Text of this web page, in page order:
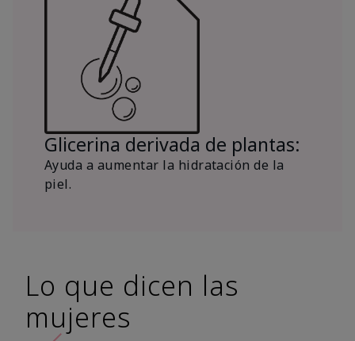
Glicerina derivada de plantas:
Ayuda a aumentar la hidratación de la
piel.
Lo que dicen las
mujeres